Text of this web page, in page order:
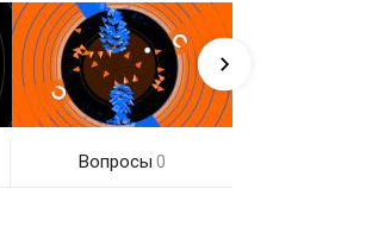
Вопросы 0